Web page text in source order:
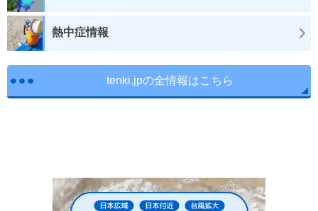
熱中症情報
tenki.jpの全情報はこちら